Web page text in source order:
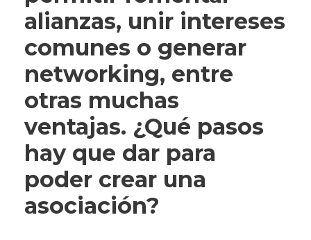
alianzas, unir intereses
comunes o generar
networking, entre
otras muchas
ventajas. ¿Qué pasos
hay que dar para
poder crear una
asociación?